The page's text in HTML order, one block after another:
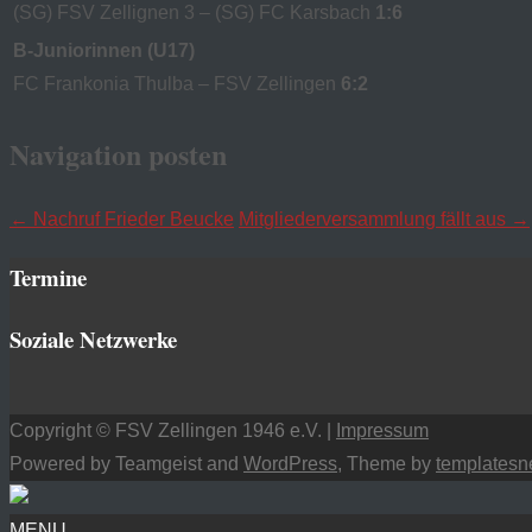
(SG) FSV Zellignen 3 – (SG) FC Karsbach 1:6
B-Juniorinnen (U17)
FC Frankonia Thulba – FSV Zellingen 6:2
Navigation posten
← Nachruf Frieder Beucke Mitgliederversammlung fällt aus →
Termine
Soziale Netzwerke
Copyright © FSV Zellingen 1946 e.V. |
Impressum
Powered by Teamgeist and WordPress, Theme by